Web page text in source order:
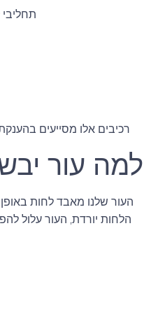
רכיבים אלו מסייעים
למה עור
העור שלנו מאבד לחות
הלחות יורדת, העור עלול